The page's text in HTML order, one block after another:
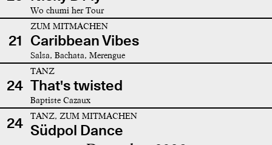
Wo chumi her Tour
21
ZUM MITMACHEN
Caribbean Vibes
Salsa, Bachata, Merengue
24
TANZ
That's twisted
Baptiste Cazaux
24 TANZ, ZUM MITMACHEN
Südpol Dance